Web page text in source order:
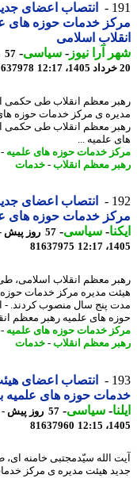
انتصاب اعضای جدید
خدمات حوزه های
اسلامی
آرا نیوز-سیاسی-
57
81637978
معظم انقلاب طی حکمی
ی مرکز خدمات حوزه های
معظم انقلاب طی حکمی
علمیه ...
خدمات حوزه های علمیه-
معظم انقلاب-خدمات
انتصاب اعضای جدید
خدمات حوزه های
-سیاسی-
81637975
معظم انقلاب اسلامی، طی
مدیره مرکز خدمات حوزه های
پنج سال منصوب کردند. -
های علمیه رهبر معظم انقلاب
خدمات حوزه های علمیه-
معظم انقلاب-خدمات
انتصاب اعضای هیئت
حوزه های علمیه
-سیاسی-
81637960
الله سیّدمجتبی خامنه ای،
هیئت مدیره ی مرکز خدمات